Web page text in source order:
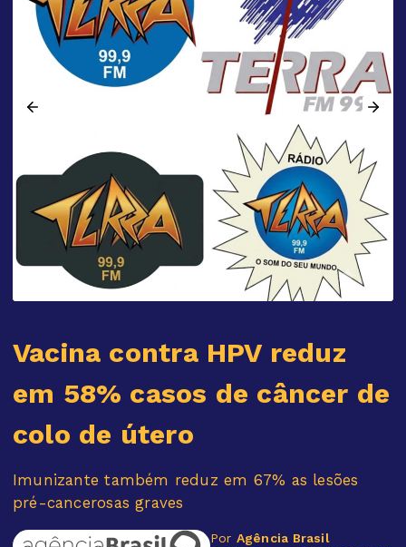
Vacina contra HPV reduz
em 58% casos de câncer de
colo de útero
Imunizante também reduz em 67% as lesões
pré-cancerosas graves
Por Agência Brasil